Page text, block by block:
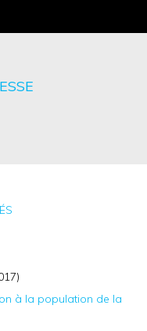
à la population de la